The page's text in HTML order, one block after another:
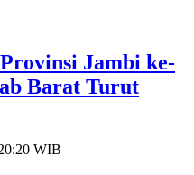
Jambi ke-
Barat Turut
WIB